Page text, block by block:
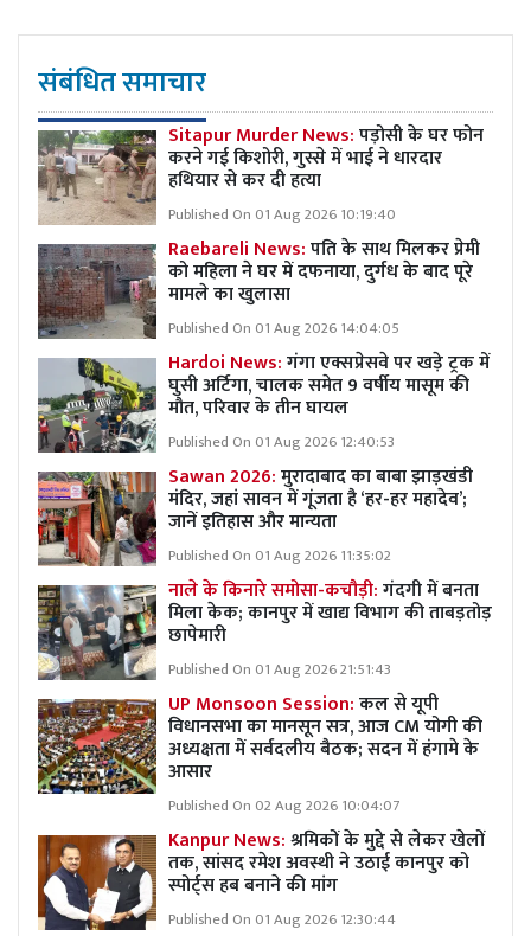
संबंधित समाचार
Sitapur Murder News:पड़ोसी के घर फोन
करने गई किशोरी, गुस्से में भाई ने धारदार
हथियार से कर दी हत्या
Published On 01 Aug 2026 10:19:40
Raebareli News:पति के साथ मिलकर प्रेमी
को महिला ने घर में दफनाया, दुर्गध के बाद पूरे
मामले का खुलासा
Published On 01 Aug 2026 14:04:05
Hardoi News:गंगा एक्सप्रेसवे पर खड़े ट्रक में
घुसी अर्टिगा, चालक समेत 9 वर्षीय मासूम की
मौत, परिवार के तीन घायल
Published On 01 Aug 2026 12:40:53
Sawan 2026:मुरादाबाद का बाबा झाड़खंडी
मंदिर, जहां सावन में गूंजता है ‘हर-हर महादेव’;
जानें इतिहास और मान्यता
Published On 01 Aug 2026 11:35:02
नाले के किनारे समोसा-कचौड़ी:गंदगी में बनता
मिला केक; कानपुर में खाद्य विभाग की ताबड़तोड़
छापेमारी
Published On 01 Aug 2026 21:51:43
UP Monsoon Session:कल से यूपी
विधानसभा का मानसून सत्र, आज CM योगी की
अध्यक्षता में सर्वदलीय बैठक; सदन में हंगामे के
आसार
Published On 02 Aug 2026 10:04:07
Kanpur News:श्रमिकों के मुद्दे से लेकर खेलों
तक, सांसद रमेश अवस्थी ने उठाई कानपुर को
स्पोर्ट्स हब बनाने की मांग
Published On 01 Aug 2026 12:30:44